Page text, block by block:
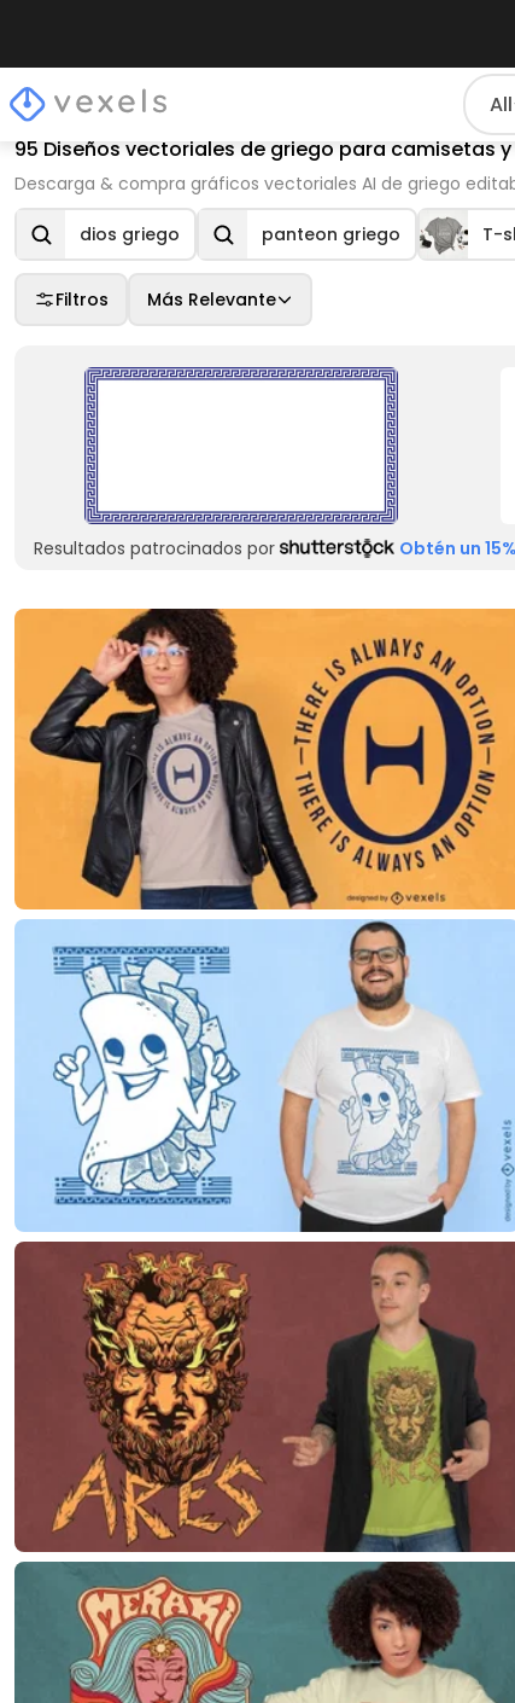
All
95 Diseños vectoriales de griego para camisetas y
Descarga & compra gráficos vectoriales AI de griego
dios griego panteon griego T-
Filtros Más Relevante
Resultados patrocinados por Obtén un